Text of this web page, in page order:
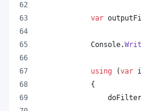
var
Console.
using (var
{
doFilter